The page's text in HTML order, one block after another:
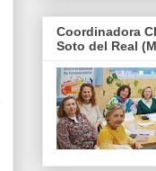
Coordinadora
Soto del Real